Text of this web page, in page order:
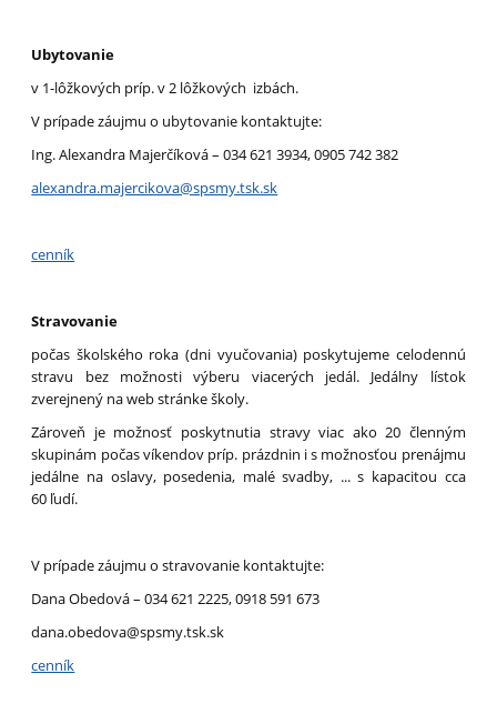
Ubytovanie
v 1-lôžkových príp. v 2 lôžkových izbách.
V prípade záujmu o ubytovanie kontaktujte:
Ing. Alexandra Majerčíková – 034 621 3934, 0905 742 382
alexandra.majercikova@spsmy.tsk.sk
cenník
Stravovanie
počas školského roka (dni vyučovania) poskytujeme celodennú
stravu bez možnosti výberu viacerých jedál. Jedálny lístok
zverejnený na web stránke školy.
Zároveň je možnosť poskytnutia stravy viac ako 20 členným
skupinám počas víkendov príp. prázdnin i s možnosťou prenájmu
jedálne na oslavy, posedenia, malé svadby, ... s kapacitou cca
60 ľudí.
V prípade záujmu o stravovanie kontaktujte:
Dana Obedová – 034 621 2225, 0918 591 673
dana.obedova@spsmy.tsk.sk
cenník